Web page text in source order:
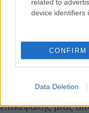
related to
device identifiers
CONFIRM
Data Deletion
«Ανθρώπινο
Ο έμπειρος
επικεφαλής μίας